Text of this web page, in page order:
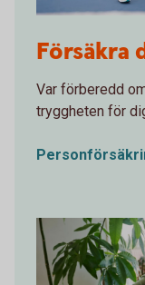
Försäkra
Var förberedd
tryggheten för